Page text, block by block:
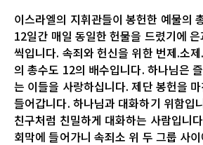
이스라엘의 지휘관들이 봉헌한 예물의
12일간 매일 동일한 헌물을 드렸기에
씩입니다. 속죄와 헌신을 위한 번제.소
의 총수도 12의 배수입니다. 하나님은
는 이들을 사랑하십니다. 제단 봉헌을
들어갑니다. 하나님과 대화하기 위함입
친구처럼 친밀하게 대화하는 사람입니
회막에 들어가니 속죄소 위 두 그룹 사